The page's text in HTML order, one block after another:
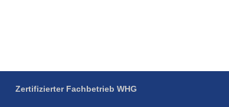
Zertifizierter Fachbetrieb WHG